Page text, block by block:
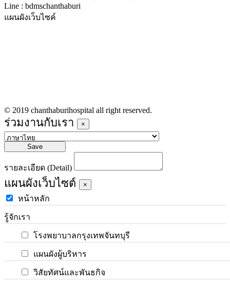
Line : bdmschanthaburi
แผนผังเว็บไซค์
© 2019 chanthaburihospital all right reserved.
ร่วมงานกับเรา ×
Save
รายละเอียด (Detail)
แผนผังเว็บไซต์ ×
หน้าหลัก
รู้จักเรา
โรงพยาบาลกรุงเทพจันทบุรี
แผนผังผู้บริหาร
วิสัยทัศน์และพันธกิจ